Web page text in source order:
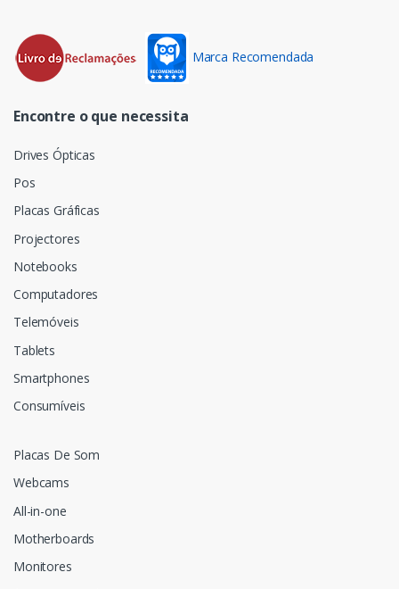
Marca Recomendada
Encontre o que necessita
Drives Ópticas
Pos
Placas Gráficas
Projectores
Notebooks
Computadores
Telemóveis
Tablets
Smartphones
Consumíveis
Placas De Som
Webcams
All-in-one
Motherboards
Monitores